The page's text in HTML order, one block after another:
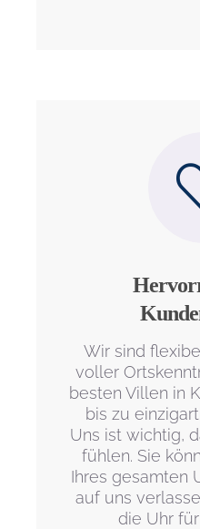
Wir sind
voller
besten Villen in
bis zu
Uns ist wichtig,
fühlen. Sie
Ihres gesamten
auf uns
die Uhr